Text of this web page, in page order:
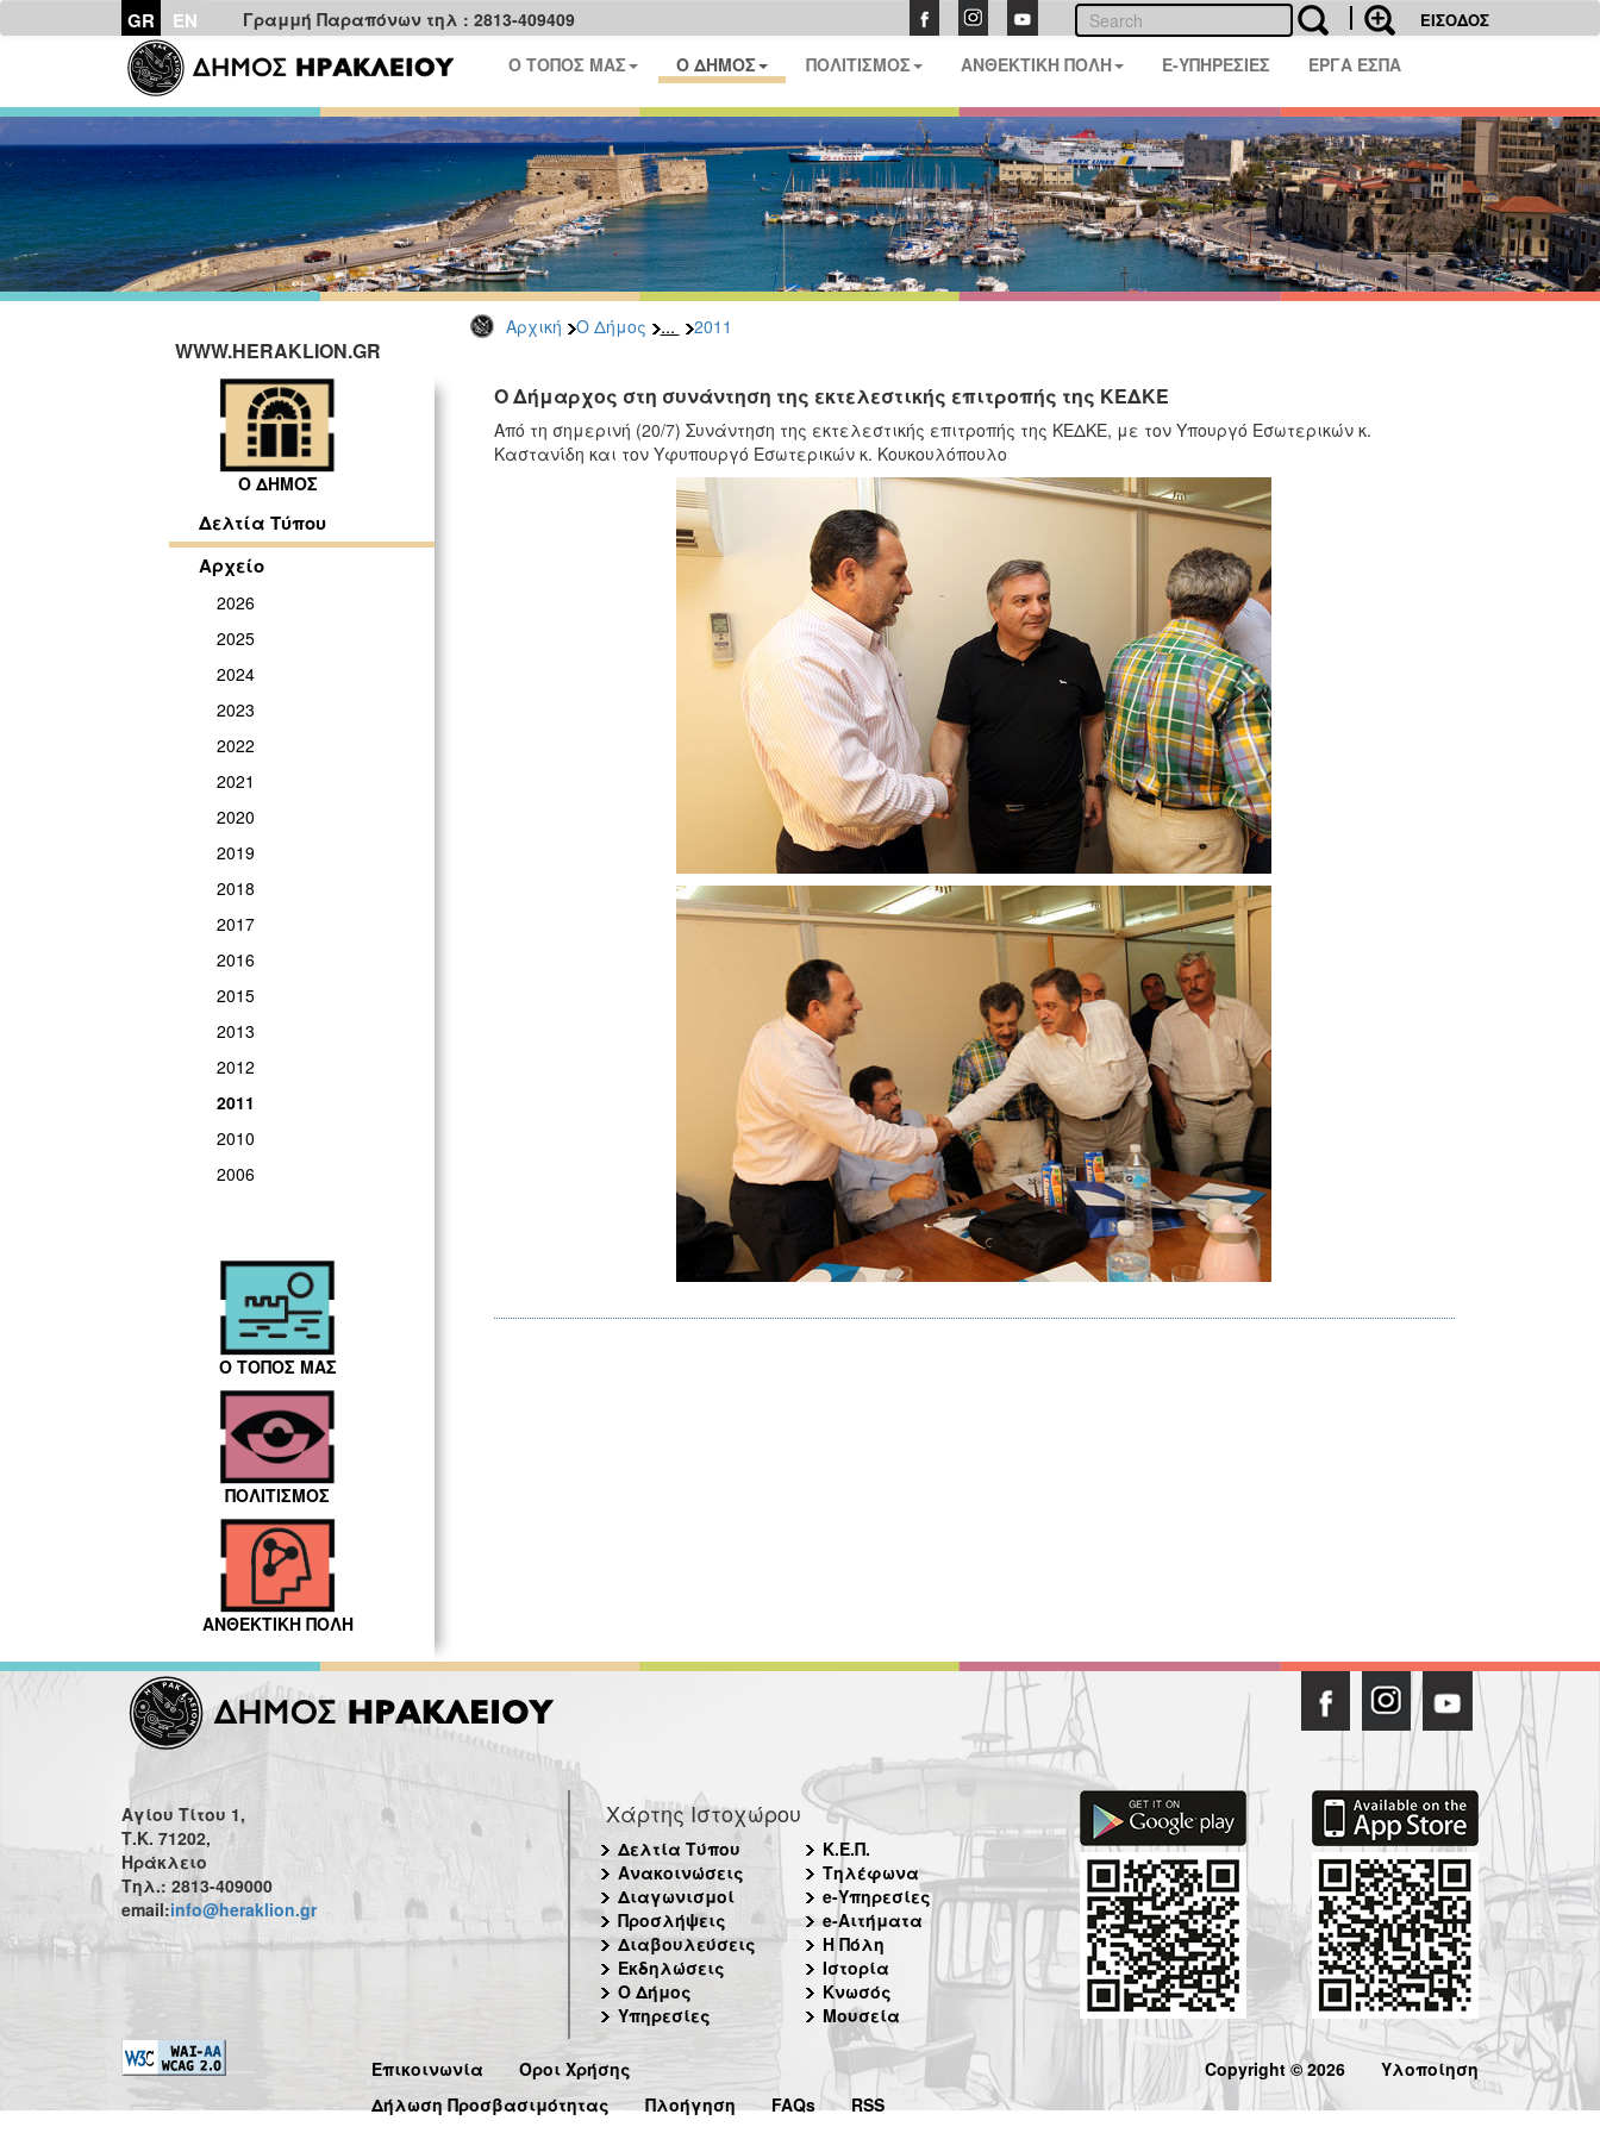
GR EN Γραμμή Παραπόνων τηλ : 2813-409409 ΕΙΣΟΔΟΣ
Ο ΤΟΠΟΣ ΜΑΣ Ο ΔΗΜΟΣ ΠΟΛΙΤΙΣΜΟΣ ΑΝΘΕΚΤΙΚΗ ΠΟΛΗ E-ΥΠΗΡΕΣΙΕΣ ΕΡΓΑ ΕΣΠΑ
Αρχική Ο Δήμος ... 2011
WWW.HERAKLION.GR
Ο ΔΗΜΟΣ
Δελτία Τύπου
Αρχείο
2026
2025
2024
2023
2022
2021
2020
2019
2018
2017
2016
2015
2013
2012
2011
2010
2006
Ο ΤΟΠΟΣ ΜΑΣ
ΠΟΛΙΤΙΣΜΟΣ
ΑΝΘΕΚΤΙΚΗ ΠΟΛΗ
Ο Δήμαρχος στη συνάντηση της εκτελεστικής επιτροπής της ΚΕΔΚΕ
Από τη σημερινή (20/7) Συνάντηση της εκτελεστικής επιτροπής της ΚΕΔΚΕ, με τον Υπουργό Εσωτερικών κ.
Καστανίδη και τον Υφυπουργό Εσωτερικών κ. Κουκουλόπουλο
Αγίου Τίτου 1,
Τ.Κ. 71202,
Ηράκλειο
Τηλ.: 2813-409000
email:info@heraklion.gr
Χάρτης Ιστοχώρου
Δελτία Τύπου
Ανακοινώσεις
Διαγωνισμοί
Προσλήψεις
Διαβουλεύσεις
Εκδηλώσεις
Ο Δήμος
Υπηρεσίες
Κ.Ε.Π.
Τηλέφωνα
e-Υπηρεσίες
e-Αιτήματα
Η Πόλη
Ιστορία
Κνωσός
Μουσεία
Επικοινωνία
Όροι Χρήσης
Δήλωση Προσβασιμότητας
Πλοήγηση FAQs RSS
Copyright © 2026 Υλοποίηση